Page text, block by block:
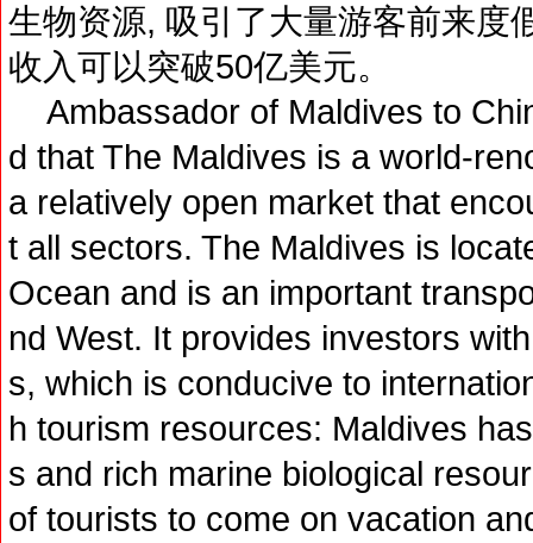
生物资源, 吸引了大量游客前来度
收入可以突破50亿美元。
Ambassador of Maldives to
d that The Maldives is a world-
a relatively open market that
t all sectors. The Maldives is
Ocean and is an important
nd West. It provides investors
s, which is conducive to
h tourism resources: Maldives
s and rich marine biological
of tourists to come on vacation